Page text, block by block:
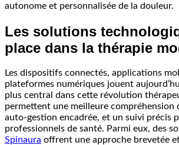
autonome et personnalisée de la douleur.
Les solutions
place dans la thérapie
Les dispositifs connectés, applications
plateformes numériques jouent
plus central dans cette révolution
permettent une meilleure compréhension
auto-gestion encadrée, et un suivi précis
professionnels de santé. Parmi eux, des
Spinaura offrent une approche brevetée